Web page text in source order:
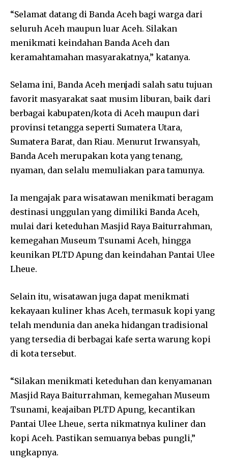
“Selamat datang di Banda Aceh bagi warga dari
seluruh Aceh maupun luar Aceh. Silakan
menikmati keindahan Banda Aceh dan
keramahtamahan masyarakatnya,” katanya.
Selama ini, Banda Aceh menjadi salah satu tujuan
favorit masyarakat saat musim liburan, baik dari
berbagai kabupaten/kota di Aceh maupun dari
provinsi tetangga seperti Sumatera Utara,
Sumatera Barat, dan Riau. Menurut Irwansyah,
Banda Aceh merupakan kota yang tenang,
nyaman, dan selalu memuliakan para tamunya.
Ia mengajak para wisatawan menikmati beragam
destinasi unggulan yang dimiliki Banda Aceh,
mulai dari keteduhan Masjid Raya Baiturrahman,
kemegahan Museum Tsunami Aceh, hingga
keunikan PLTD Apung dan keindahan Pantai Ulee
Lheue.
Selain itu, wisatawan juga dapat menikmati
kekayaan kuliner khas Aceh, termasuk kopi yang
telah mendunia dan aneka hidangan tradisional
yang tersedia di berbagai kafe serta warung kopi
di kota tersebut.
“Silakan menikmati keteduhan dan kenyamanan
Masjid Raya Baiturrahman, kemegahan Museum
Tsunami, keajaiban PLTD Apung, kecantikan
Pantai Ulee Lheue, serta nikmatnya kuliner dan
kopi Aceh. Pastikan semuanya bebas pungli,”
ungkapnya.